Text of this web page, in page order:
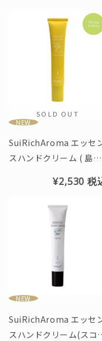
AP、セラミドEOP、
スフィンゴシン、キサ
ル、ラウロイルラクチ
コール、フェノキシエ
SOLD OUT
NEW
SuiRichAroma エッセ
スハンドクリーム ( 島レ
¥2,530税
NEW
SuiRichAroma エッセ
スハンドクリーム(スコ